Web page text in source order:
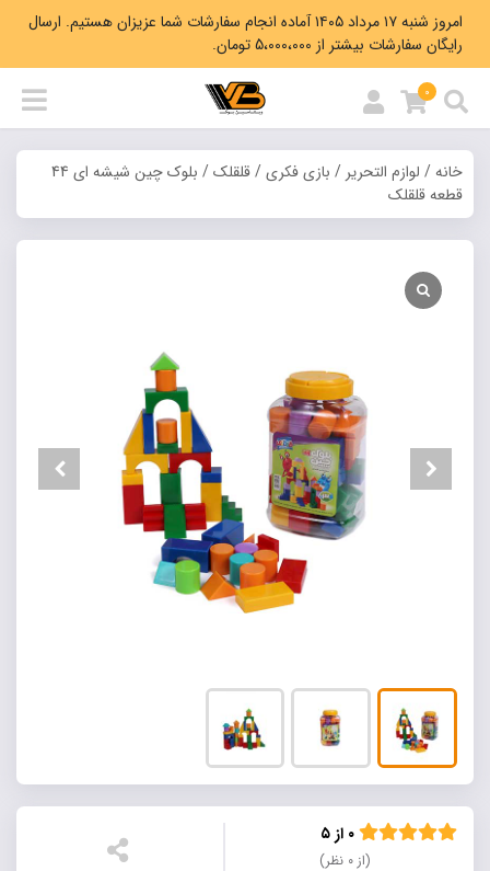
امروز شنبه ۱۷ مرداد ۱۴۰۵ آماده انجام سفارشات شما عزیزان هستیم. ارسال
رایگان سفارشات بیشتر از 5،000،000 تومان.
0
خانه/ لوازم التحریر / بازی فکری/قلقلک
/ بلوک چین شیشه ای 44
قطعه قلقلک
(از ۰ نظر)